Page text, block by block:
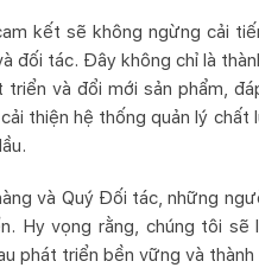
kết sẽ không ngừng cải
đối tác. Đây không chỉ là
và đổi mới sản phẩm,
thiện hệ thống quản lý chất
và Quý Đối tác, những
Hy vọng rằng, chúng tôi sẽ
phát triển bền vững và thành